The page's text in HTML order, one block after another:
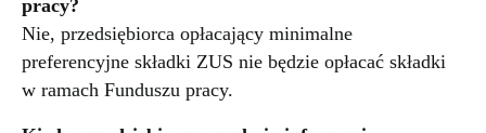
pracy?
Nie, przedsiębiorca opłacający minimalne
preferencyjne składki ZUS nie będzie opłacać składki
w ramach Funduszu pracy.